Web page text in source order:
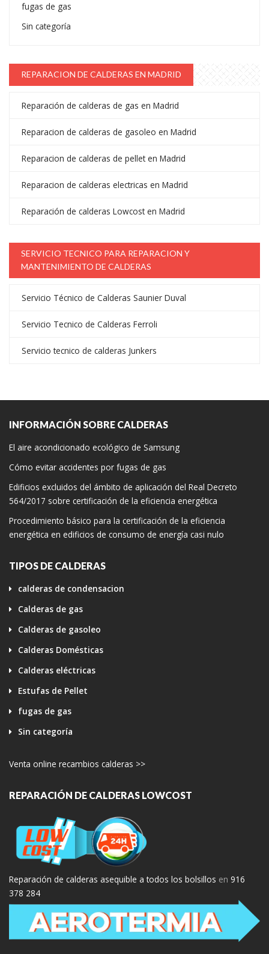
fugas de gas
Sin categoría
REPARACION DE CALDERAS EN MADRID
Reparación de calderas de gas en Madrid
Reparacion de calderas de gasoleo en Madrid
Reparacion de calderas de pellet en Madrid
Reparacion de calderas electricas en Madrid
Reparación de calderas Lowcost en Madrid
SERVICIO TECNICO PARA REPARACION Y
MANTENIMIENTO DE CALDERAS
Servicio Técnico de Calderas Saunier Duval
Servicio Tecnico de Calderas Ferroli
Servicio tecnico de calderas Junkers
INFORMACIÓN SOBRE CALDERAS
El aire acondicionado ecológico de Samsung
Cómo evitar accidentes por fugas de gas
Edificios excluidos del ámbito de aplicación del Real Decreto
564/2017 sobre certificación de la eficiencia energética
Procedimiento básico para la certificación de la eficiencia
energética en edificios de consumo de energía casi nulo
TIPOS DE CALDERAS
calderas de condensacion
Calderas de gas
Calderas de gasoleo
Calderas Domésticas
Calderas eléctricas
Estufas de Pellet
fugas de gas
Sin categoría
Venta online recambios calderas >>
REPARACIÓN DE CALDERAS LOWCOST
Reparación de calderas asequible a todos los bolsillos en 916
378 284